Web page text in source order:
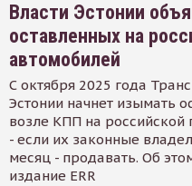
Власти Эстонии
оставленных на
автомобилей
С октября 2025 года
Эстонии начнет изымать
возле КПП на российской
- если их законные
месяц - продавать. Об
издание ERR